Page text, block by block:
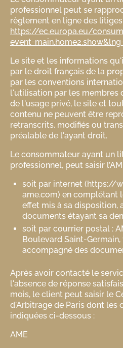
professionnel peut se
règlement en ligne des litiges
https://ec.europa.eu/
Le site et les informations
par le droit français de la
par les conventions
l'utilisation par les membres
de l'usage privé, le site et
contenu ne peuvent être
retranscrits, modifiés ou
préalable de l'ayant droit.
Le consommateur ayant un
professionnel, peut saisir
soit par internet (https://
ame.com) en complétant
effet mis à sa disposition,
documents étayant sa
soit par courrier postal :
Boulevard Saint-Germain,
accompagné des
Après avoir contacté le
l'absence de réponse
mois, le client peut saisir le
d'Arbitrage de Paris dont les
indiquées ci-dessous :
AME